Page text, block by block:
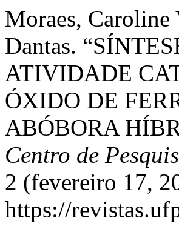
Moraes, Caroline
Dantas.
ATIVIDADE
ÓXIDO DE
ABÓBORA
Centro de
2 (fevereiro 17,
https://